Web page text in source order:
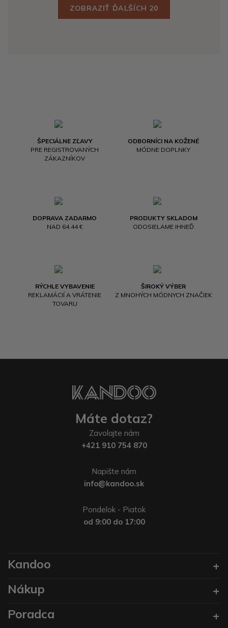
ZOBRAZIŤ ĎALŠÍCH 20
ŠPECIÁLNE ZĽAVY
PRE REGISTROVANÝCH
ZÁKAZNÍKOV
ODBORNÍCI NA KOŽENÉ
MÓDNE DOPLNKY
DOPRAVA ZADARMO
NAD 64.44 €
PRODUKTY SKLADOM
ODOSIELAME IHNEĎ
RÝCHLE VYBAVENIE
REKLAMÁCIÍ A VRÁTENIE
TOVARU
ŠIROKÝ VÝBER
Z MNOHÝCH MÓDNYCH ZNAČIEK
Máte dotaz?
Zavolajte nám
+421 910 754 870
Napište nám
info@kandoo.sk
Pondelok - Piatok
od 9:00 do 17:00
Kandoo
Nákup
Poradca